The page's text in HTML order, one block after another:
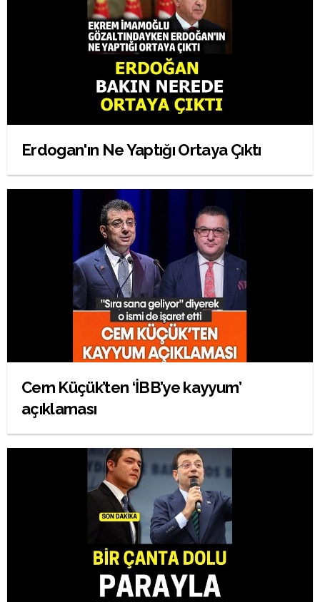
Erdogan'ın Ne Yaptığı Ortaya Çıktı
Cem Küçük’ten ‘İBB’ye kayyum’
açıklaması